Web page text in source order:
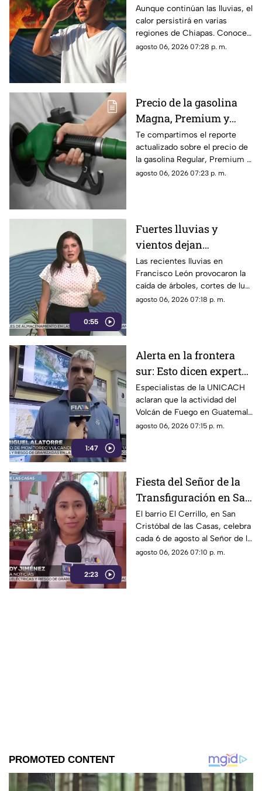
los municipios con las
temperaturas más altas
este viernes 7 de agosto
Aunque continúan las lluvias, el
calor persistirá en varias
regiones de Chiapas. Conoce
cuáles serán los municipios
agosto 06, 2026 07:28 p. m.
Precio de la gasolina
Magna, Premium y
Diésel en Chiapas:
costo por municipio
este viernes 7 de agosto
Te compartimos el reporte
actualizado sobre el precio de
la gasolina Regular, Premium y
Diésel en las estaciones de
agosto 06, 2026 07:23 p. m.
0:55
Fuertes lluvias y
vientos dejan
viviendas dañadas en
Francisco León,
Chiapas
Las recientes lluvias en
Francisco León provocaron la
caída de árboles, cortes de luz
y daños en casas de la
agosto 06, 2026 07:18 p. m.
1:47
Alerta en la frontera
sur: Esto dicen expertos
sobre el Volcán de
Fuego y la ceniza en
Chiapas
Especialistas de la UNICACH
aclaran que la actividad del
Volcán de Fuego en Guatemala
no representa peligro para
agosto 06, 2026 07:15 p. m.
2:23
Fiesta del Señor de la
Transfiguración en San
Cristóbal de las Casas:
Tradición y fe en El
Cerrillo
El barrio El Cerrillo, en San
Cristóbal de las Casas, celebra
cada 6 de agosto al Señor de la
Transfiguración con misas,
agosto 06, 2026 07:10 p. m.